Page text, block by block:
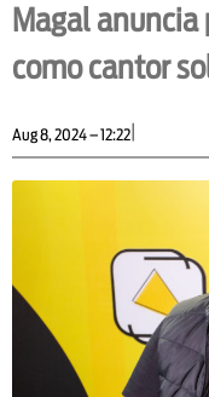
Magal
como cantor
Aug 8, 2024 – 12:22|